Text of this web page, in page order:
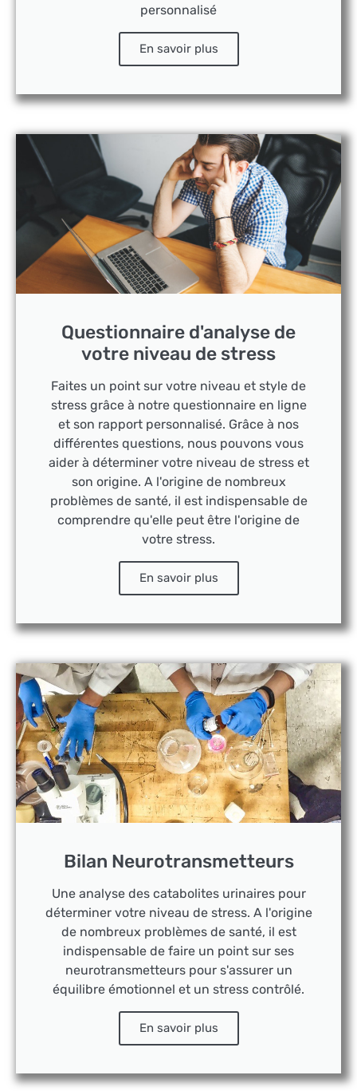
personnalisé
En savoir plus
Questionnaire d'analyse de
votre niveau de stress
Faites un point sur votre niveau et style de
stress grâce à notre questionnaire en ligne
et son rapport personnalisé. Grâce à nos
différentes questions, nous pouvons vous
aider à déterminer votre niveau de stress et
son origine. A l'origine de nombreux
problèmes de santé, il est indispensable de
comprendre qu'elle peut être l'origine de
votre stress.
En savoir plus
Bilan Neurotransmetteurs
Une analyse des catabolites urinaires pour
déterminer votre niveau de stress. A l'origine
de nombreux problèmes de santé, il est
indispensable de faire un point sur ses
neurotransmetteurs pour s'assurer un
équilibre émotionnel et un stress contrôlé.
En savoir plus